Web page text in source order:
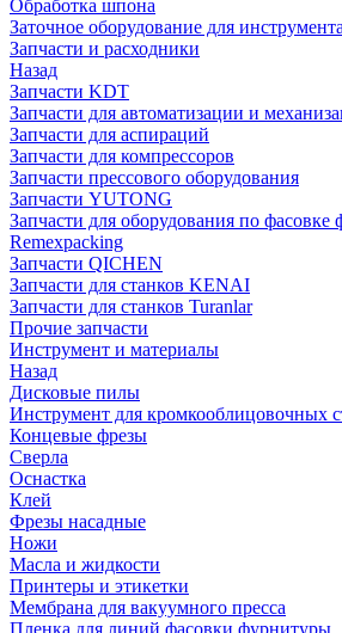
Обработка шпона
Заточное оборудование для инструмента
Запчасти и расходники
Назад
Запчасти KDT
Запчасти для автоматизации и
Запчасти для аспираций
Запчасти для компрессоров
Запчасти прессового оборудования
Запчасти YUTONG
Запчасти для оборудования по фасовке
Remexpacking
Запчасти QICHEN
Запчасти для станков KENAI
Запчасти для станков Turanlar
Прочие запчасти
Инструмент и материалы
Назад
Дисковые пилы
Инструмент для кромкооблицовочных
Концевые фрезы
Сверла
Оснастка
Клей
Фрезы насадные
Ножи
Масла и жидкости
Принтеры и этикетки
Мембрана для вакуумного пресса